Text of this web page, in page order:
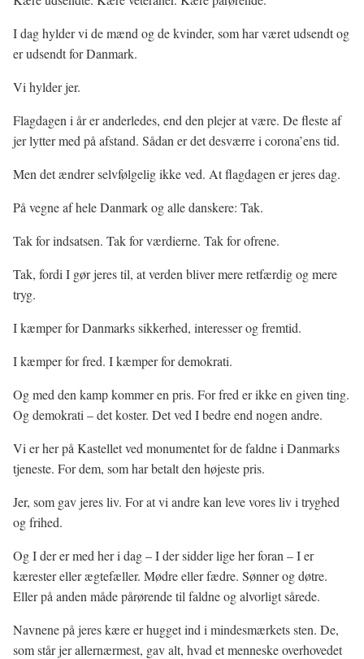
I dag hylder vi de mænd og de kvinder, som har været udsendt og
er udsendt for Danmark.
Vi hylder jer.
Flagdagen i år er anderledes, end den plejer at være. De fleste af
jer lytter med på afstand. Sådan er det desværre i corona’ens tid.
Men det ændrer selvfølgelig ikke ved. At flagdagen er jeres dag.
På vegne af hele Danmark og alle danskere: Tak.
Tak for indsatsen. Tak for værdierne. Tak for ofrene.
Tak, fordi I gør jeres til, at verden bliver mere retfærdig og mere
tryg.
I kæmper for Danmarks sikkerhed, interesser og fremtid.
I kæmper for fred. I kæmper for demokrati.
Og med den kamp kommer en pris. For fred er ikke en given ting.
Og demokrati – det koster. Det ved I bedre end nogen andre.
Vi er her på Kastellet ved monumentet for de faldne i Danmarks
tjeneste. For dem, som har betalt den højeste pris.
Jer, som gav jeres liv. For at vi andre kan leve vores liv i tryghed
og frihed.
Og I der er med her i dag – I der sidder lige her foran – I er
kærester eller ægtefæller. Mødre eller fædre. Sønner og døtre.
Eller på anden måde pårørende til faldne og alvorligt sårede.
Navnene på jeres kære er hugget ind i mindesmærkets sten. De,
som står jer allernærmest, gav alt, hvad et menneske overhovedet